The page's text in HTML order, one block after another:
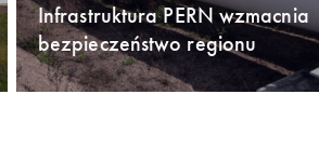
Infrastruktura PERN wzmacnia
bezpieczeństwo regionu